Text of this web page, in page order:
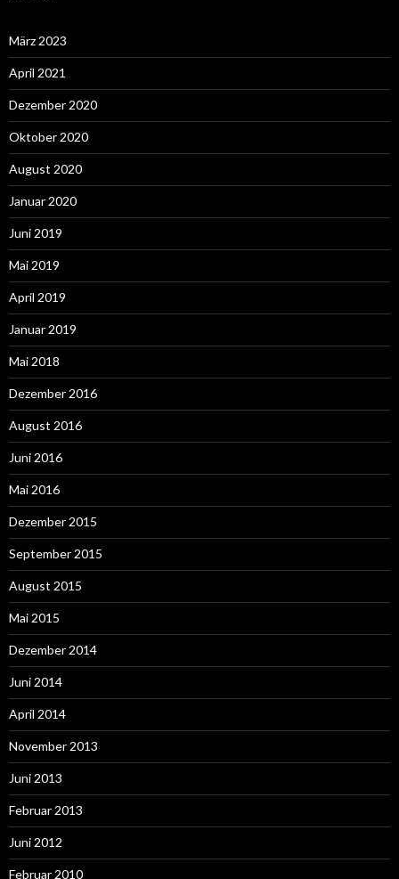
März 2023
April 2021
Dezember 2020
Oktober 2020
August 2020
Januar 2020
Juni 2019
Mai 2019
April 2019
Januar 2019
Mai 2018
Dezember 2016
August 2016
Juni 2016
Mai 2016
Dezember 2015
September 2015
August 2015
Mai 2015
Dezember 2014
Juni 2014
April 2014
November 2013
Juni 2013
Februar 2013
Juni 2012
Februar 2010